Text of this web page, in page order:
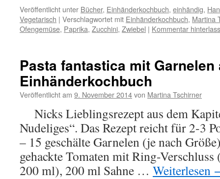
Veröffentlicht unter Bücher, Einhänderkochbuch, einhändig,
Vegetarisch | Verschlagwortet mit Einhänderkochbuch, Martina
Ofengemüse, Paprika, Zucchini, Zwiebel | Kommentar
Pasta fantastica mit Garnelen
Einhänderkochbuch
Veröffentlicht am 9. November 2014von Martina Tschirner
Nicks Lieblingsrezept aus dem
Nudeliges“. Das Rezept reicht für 2-3
– 15 geschälte Garnelen (je nach
gehackte Tomaten mit Ring-
200 ml), 200 ml Sahne … Weiterlesen